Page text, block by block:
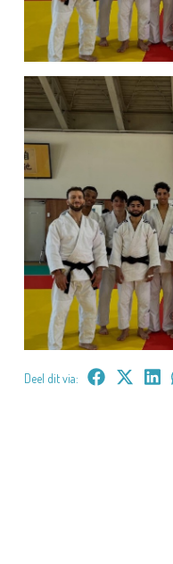
Deel dit via: